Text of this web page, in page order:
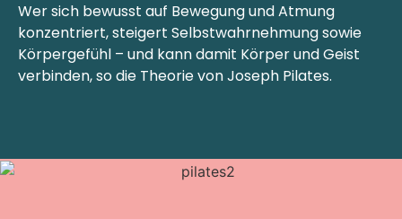
Wer sich bewusst auf Bewegung und Atmung
konzentriert, steigert Selbstwahrnehmung sowie
Körpergefühl – und kann damit Körper und Geist
verbinden, so die Theorie von Joseph Pilates.